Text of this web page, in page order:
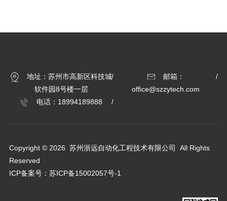
地址：苏州市高新区科技城
软件园8号楼一层
邮箱：
office@szzytech.com
电话：18994189888
Copyright © 2026 苏州浙远自动化工程技术有限公司 All Rights
Reserved
ICP备案号： 苏ICP备15002057号-1